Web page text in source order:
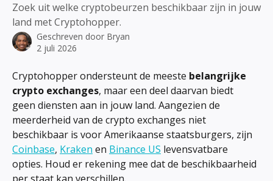
Zoek uit welke cryptobeurzen beschikbaar zijn in jouw
land met Cryptohopper.
Geschreven door Bryan
2 juli 2026
Cryptohopper ondersteunt de meeste belangrijke
crypto exchanges, maar een deel daarvan biedt
geen diensten aan in jouw land. Aangezien de
meerderheid van de crypto exchanges niet
beschikbaar is voor Amerikaanse staatsburgers, zijn
Coinbase, Kraken en Binance US levensvatbare
opties. Houd er rekening mee dat de beschikbaarheid